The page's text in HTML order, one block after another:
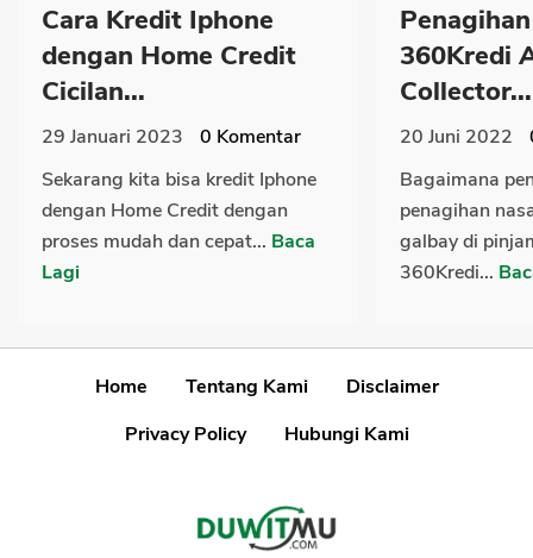
Cara Kredit Iphone
dengan Home Credit
Cicilan...
29 Januari 2023 0 Komentar
Sekarang kita bisa kredit Iphone
dengan Home Credit dengan
proses mudah dan cepat... Baca
Lagi
360Kredi
Collector...
20 Juni 2022
Bagaimana
penagihan
galbay di
360Kredi...
Home Tentang Kami
Disclaimer
Privacy Policy
Hubungi Kami